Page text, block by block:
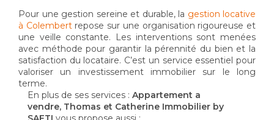
Pour une gestion sereine et durable, la gestion locative
à Colembertrepose sur une organisation rigoureuse et
une veille constante. Les interventions sont menées
avec méthode pour garantir la pérennité du bien et la
satisfaction du locataire. C’est un service essentiel pour
valoriser un investissement immobilier sur le long
terme.
En plus de ses services : Appartement a
vendre, Thomas et Catherine Immobilier by